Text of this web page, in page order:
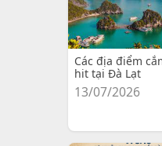
Các địa điểm
hit tại Đà Lạt
13/07/2026